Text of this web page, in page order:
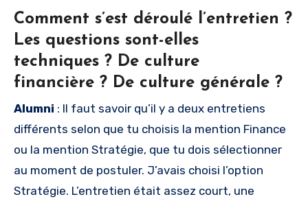
Comment s’est déroulé l’entretien ?
Les questions sont-elles
techniques ? De culture
financière ? De culture générale ?
Alumni : Il faut savoir qu’il y a deux entretiens
différents selon que tu choisis la mention Finance
ou la mention Stratégie, que tu dois sélectionner
au moment de postuler. J’avais choisi l’option
Stratégie. L’entretien était assez court, une